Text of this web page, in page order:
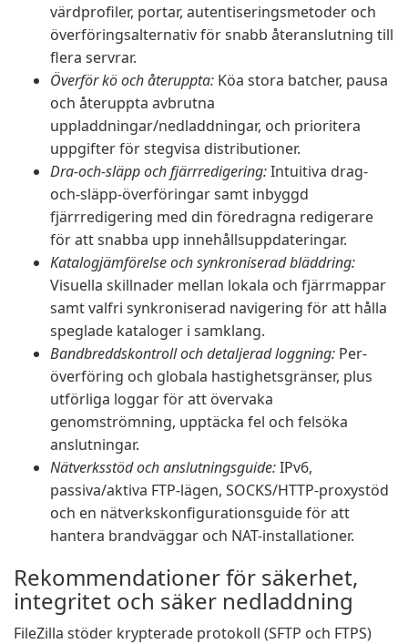
värdprofiler, portar, autentiseringsmetoder och
överföringsalternativ för snabb återanslutning till
flera servrar.
Överför kö och återuppta: Köa stora batcher, pausa
och återuppta avbrutna
uppladdningar/nedladdningar, och prioritera
uppgifter för stegvisa distributioner.
Dra-och-släpp och fjärrredigering:Intuitiva drag-
och-släpp-överföringar samt inbyggd
fjärrredigering med din föredragna redigerare
för att snabba upp innehållsuppdateringar.
Katalogjämförelse och synkroniserad bläddring:
Visuella skillnader mellan lokala och fjärrmappar
samt valfri synkroniserad navigering för att hålla
speglade kataloger i samklang.
Bandbreddskontroll och detaljerad loggning: Per-
överföring och globala hastighetsgränser, plus
utförliga loggar för att övervaka
genomströmning, upptäcka fel och felsöka
anslutningar.
Nätverksstöd och anslutningsguide:IPv6,
passiva/aktiva FTP-lägen, SOCKS/HTTP-proxystöd
och en nätverkskonfigurationsguide för att
hantera brandväggar och NAT-installationer.
Rekommendationer för säkerhet,
integritet och säker nedladdning
FileZilla stöder krypterade protokoll (SFTP och FTPS)